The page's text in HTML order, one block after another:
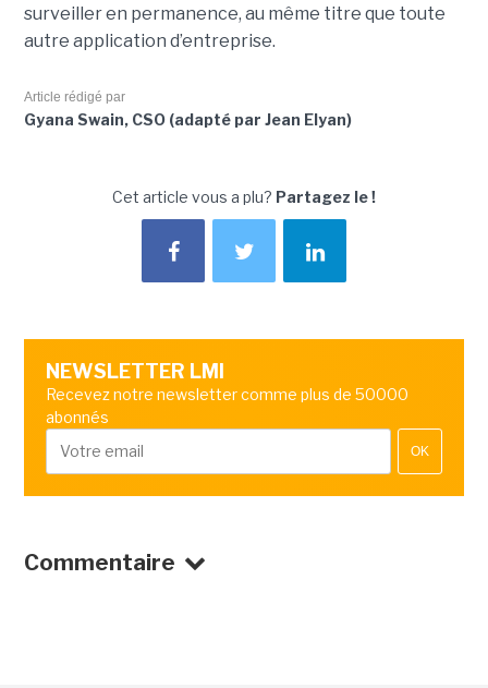
surveiller en permanence, au même titre que toute
autre application d’entreprise.
Article rédigé par
Gyana Swain, CSO (adapté par Jean Elyan)
Cet article vous a plu? Partagez le !
NEWSLETTER LMI
Recevez notre newsletter comme plus de 50000
abonnés
OK
Commentaire